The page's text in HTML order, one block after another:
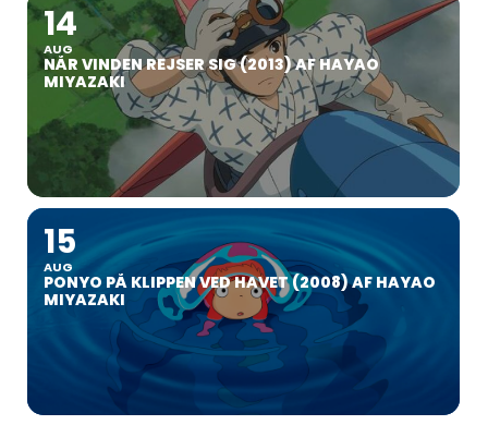
14
AUG
NÅR VINDEN REJSER SIG (2013) AF HAYAO
MIYAZAKI
15
AUG
PONYO PÅ KLIPPEN VED HAVET (2008) AF HAYAO
MIYAZAKI